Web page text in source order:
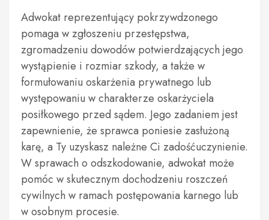
Adwokat reprezentujący pokrzywdzonego
pomaga w zgłoszeniu przestępstwa,
zgromadzeniu dowodów potwierdzających jego
wystąpienie i rozmiar szkody, a także w
formułowaniu oskarżenia prywatnego lub
występowaniu w charakterze oskarżyciela
posiłkowego przed sądem. Jego zadaniem jest
zapewnienie, że sprawca poniesie zasłużoną
karę, a Ty uzyskasz należne Ci zadośćuczynienie.
W sprawach o odszkodowanie, adwokat może
pomóc w skutecznym dochodzeniu roszczeń
cywilnych w ramach postępowania karnego lub
w osobnym procesie.